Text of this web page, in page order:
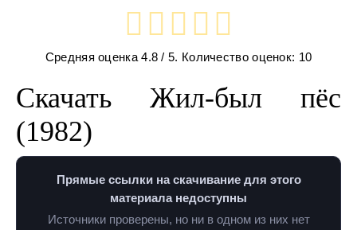
Средняя оценка4.8 / 5. Количество оценок: 10
Скачать Жил-был пёс
(1982)
Прямые ссылки на скачивание для этого
материала недоступны
Источники проверены, но ни в одном из них нет